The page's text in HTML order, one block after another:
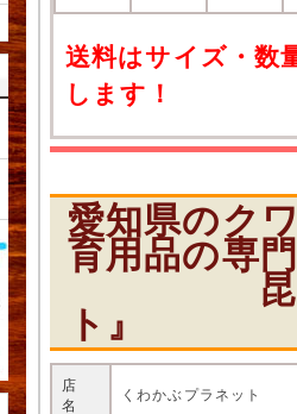
送料はサイズ・数
します！
愛知県のク
育用品の専
昆虫シ
ト』
店
名
くわかぶプラネット